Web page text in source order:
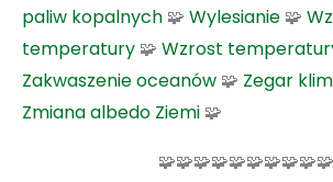
paliw kopalnych 🧩 Wylesianie 🧩
temperatury 🧩 Wzrost
Zakwaszenie oceanów 🧩 Zegar
Zmiana albedo Ziemi 🧩
🧩🧩🧩🧩🧩🧩🧩🧩🧩🧩